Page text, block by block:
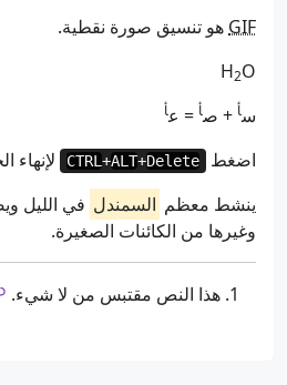
GIFهو تنسيق صورة نقطية.
H2O
سأ + صأ = عأ
اضغط CTRL+ALT+Delete
ﻹنهاء
ينشط معظم السمندل في الليل
وغيرها من الكائنات الصغيرة.
هذا النص مقتبس من لا شيء.